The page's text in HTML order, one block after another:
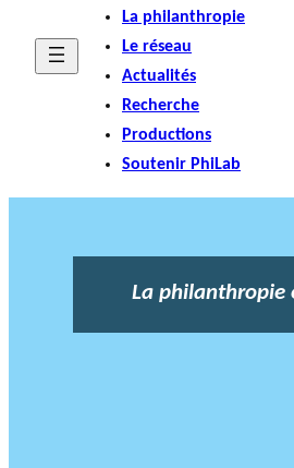
La philanthropie
Le réseau
Actualités
Recherche
Productions
Soutenir PhiLab
La philanthropie